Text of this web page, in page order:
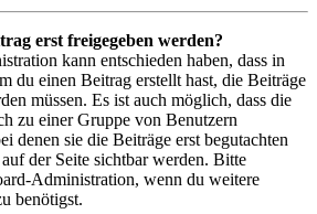
erst freigegeben werden?
kann entschieden haben, dass in
du einen Beitrag erstellt hast, die Beiträge
müssen. Es ist auch möglich, dass die
zu einer Gruppe von Benutzern
denen sie die Beiträge erst begutachten
der Seite sichtbar werden. Bitte
Administration, wenn du weitere
benötigst.